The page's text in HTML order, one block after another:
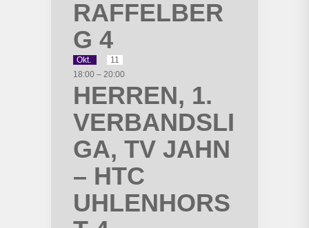
RAFFELBER
G 4
Okt.
11
18:00 – 20:00
HERREN, 1.
VERBANDSLI
GA, TV JAHN
– HTC
UHLENHORS